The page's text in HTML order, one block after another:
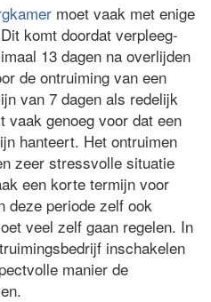
moet vaak met enige
komt doordat verpleeg-
13 dagen na overlijden
de ontruiming van een
van 7 dagen als redelijk
vaak genoeg voor dat een
hanteert. Het ontruimen
zeer stressvolle situatie
een korte termijn voor
deze periode zelf ook
veel zelf gaan regelen. In
inschakelen
manier de